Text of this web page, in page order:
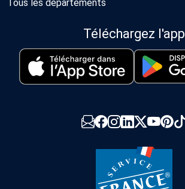
Tous les départements
Téléchargez l'app